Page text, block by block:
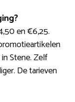
en €6,25.
Stene. Zelf
De tarieven